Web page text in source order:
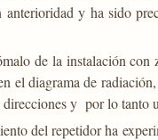
anterioridad y ha sido
de la instalación
el diagrama de
y por lo tanto
del repetidor ha